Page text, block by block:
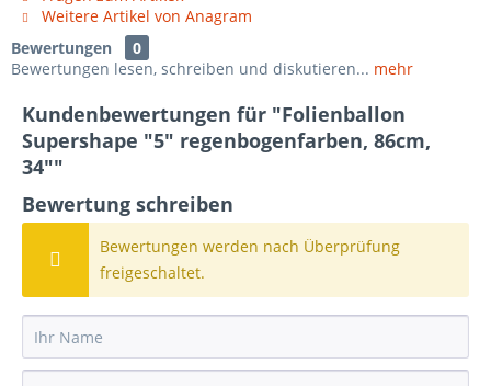
Weitere Artikel von Anagram
Bewertungen
0
Bewertungen lesen, schreiben und diskutieren... mehr
Kundenbewertungen für "Folienballon
Supershape "5" regenbogenfarben, 86cm,
34""
Bewertung schreiben
Bewertungen werden nach Überprüfung
freigeschaltet.